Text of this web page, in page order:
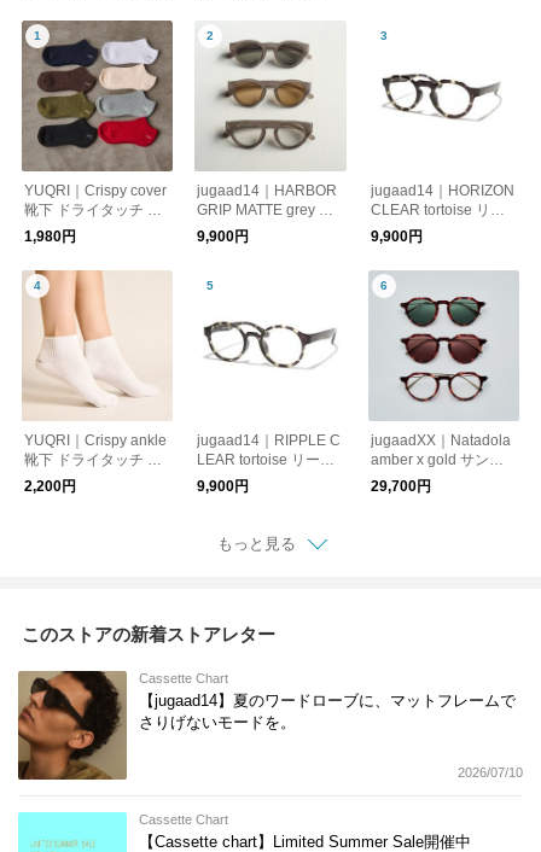
YUQRI｜Crispy cover
靴下 ドライタッチ 蒸
れない靴下 サマーソ
ックス リラックス 消
臭効果 機能性 ハイス
ペック【母の日】
1,980円
jugaad14｜HARBOR
GRIP MATTE grey サ
ングラス 日本製 鯖江
かけ心地 ストレスフ
外線カット 偏光調光
9,900円
jugaad14｜HORIZON
CLEAR tortoise リー
ディンググラス 日本
製 鯖江 かけ心地 ス
トレスフリー 機能性
レンズ 紫外線カット
老眼鏡
9,900円
YUQRI｜Crispy ankle
靴下 ドライタッチ 蒸
れない靴下 サマーソ
ックス リラックス 消
2,200円
jugaad14｜RIPPLE C
LEAR tortoise リーデ
ィンググラス 日本製
鯖江 かけ心地 スト
ンズ 紫外線カット 老
眼鏡 母の日 ギフト
9,900円
jugaadXX｜Natadola
amber x gold サング
ラス 日本製 鯖江 かけ
心地 ストレスフリー
29,700円
もっと見る
このストアの新着ストアレター
Cassette Chart
【jugaad14】夏のワードローブに、マットフレームで
さりげないモードを。
2026/07/10
Cassette Chart
【Cassette chart】Limited Summer Sale開催中